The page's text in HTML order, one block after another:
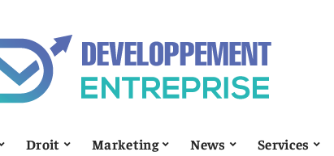
Droit Marketing News Services